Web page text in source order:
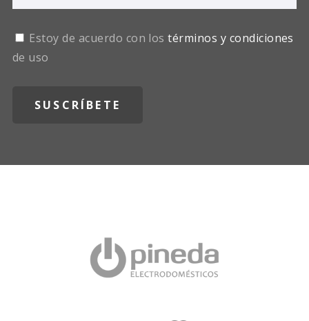
Estoy de acuerdo con lostérminos y condiciones
de uso